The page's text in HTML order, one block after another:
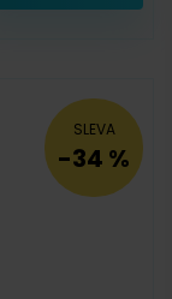
SLEVA
-34 %